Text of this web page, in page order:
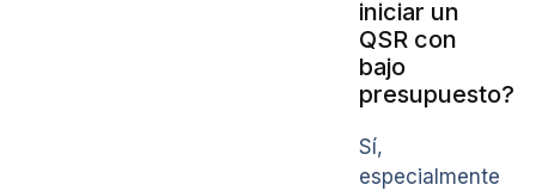
iniciar un
QSR con
bajo
presupuesto?
Sí,
especialmente